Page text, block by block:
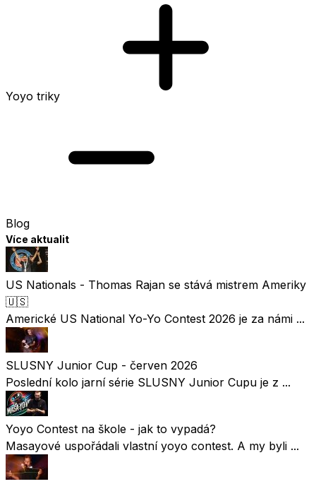
Yoyo triky
Blog
Více aktualit
US Nationals - Thomas Rajan se stává mistrem Ameriky
🇺🇸
Americké US National Yo-Yo Contest 2026 je za námi ...
SLUSNY Junior Cup - červen 2026
Poslední kolo jarní série SLUSNY Junior Cupu je z ...
Yoyo Contest na škole - jak to vypadá?
Masayové uspořádali vlastní yoyo contest. A my byli ...